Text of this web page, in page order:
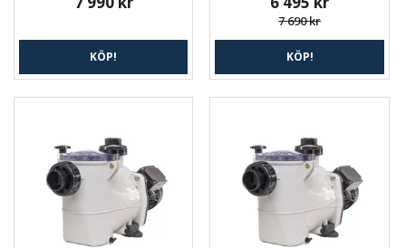
KÖP!
7 690 kr
KÖP!